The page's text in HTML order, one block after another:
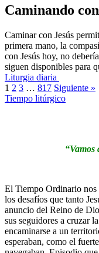
Caminando
Caminar con Jesús
primera mano, la
con Jesús hoy, no
siguen disponibles para
Liturgia diaria
1 2 3 … 817 Siguiente »
Tiempo litúrgico
El Tiempo Ordinario nos
los desafíos que tanto
anuncio del Reino de
sus seguidores a cruzar
encaminarse a un
esperaban, como el